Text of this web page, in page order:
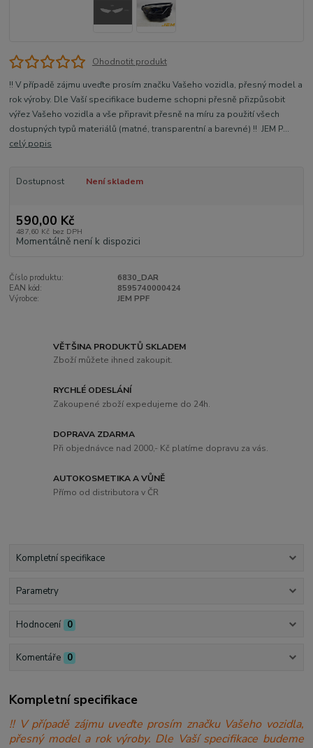
Ohodnotit produkt
!! V případě zájmu uveďte prosím značku Vašeho vozidla, přesný model a
rok výroby. Dle Vaší specifikace budeme schopni přesně přizpůsobit
výřez Vašeho vozidla a vše připravit přesně na míru za použití všech
dostupných typů materiálů (matné, transparentní a barevné) !! JEM P...
celý popis
Dostupnost Není skladem
590,00 Kč
487,60 Kč bez DPH
Momentálně není k dispozici
Číslo produktu:
6830_DAR
EAN kód:
8595740000424
Výrobce:
JEM PPF
VĚTŠINA PRODUKTŮ SKLADEM
Zboží můžete ihned zakoupit.
RYCHLÉ ODESLÁNÍ
Zakoupené zboží expedujeme do 24h.
DOPRAVA ZDARMA
Při objednávce nad 2000,- Kč platíme dopravu za vás.
AUTOKOSMETIKA A VŮNĚ
Přímo od distributora v ČR
Kompletní specifikace
Parametry
Hodnocení 0
Komentáře 0
Kompletní specifikace
!! V případě zájmu uveďte prosím značku Vašeho vozidla,
přesný model a rok výroby. Dle Vaší specifikace budeme